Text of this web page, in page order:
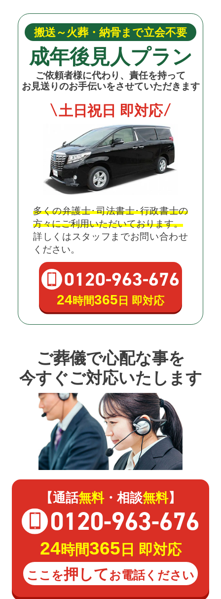
搬送～火葬・納骨まで立会不要
成年後見人プラン
ご依頼者様に代わり、責任を持って
お見送りのお手伝いをさせていただきます
土日祝日 即対応
多くの弁護士･司法書士･行政書士の
方々にご利用いただいております。
詳しくはスタッフまでお問い合わせ
ください。
0120-963-676
24時間365 日 即対応
ご葬儀で心配な事を
今すぐご対応いたします
【通話無料・相談無料】
0120-963-676
24時間365 日 即対応
ここを押してお電話ください